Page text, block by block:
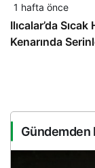
1 hafta önce
Ilıcalar’da
Kenarında
Gündemden